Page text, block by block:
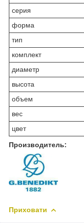
серия
форма
тип
комплект
диаметр
высота
объем
вес
цвет
Производитель:
Приховати